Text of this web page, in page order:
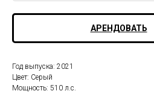
АРЕНДОВАТЬ
Год выпуска: 2021
Цвет: Серый
Мощность: 510 л.с.